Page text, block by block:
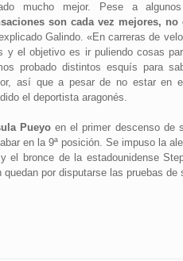
mucho mejor. Pese a
son cada vez mejores,
Galindo. «En carreras de
y el objetivo es ir puliendo cosas
probado distintos esquís para
así que a pesar de no estar en
el deportista aragonés.
Pueyoen el primer descenso de
en la 9ª posición. Se impuso la
bronce de la estadounidense
por disputarse las pruebas